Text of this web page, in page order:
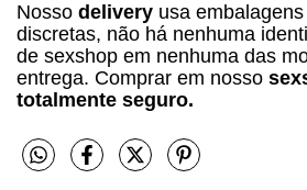
Nosso delivery usa
discretas, não há nenhuma
de sexshop em nenhuma das
entrega. Comprar em nosso
totalmente seguro.